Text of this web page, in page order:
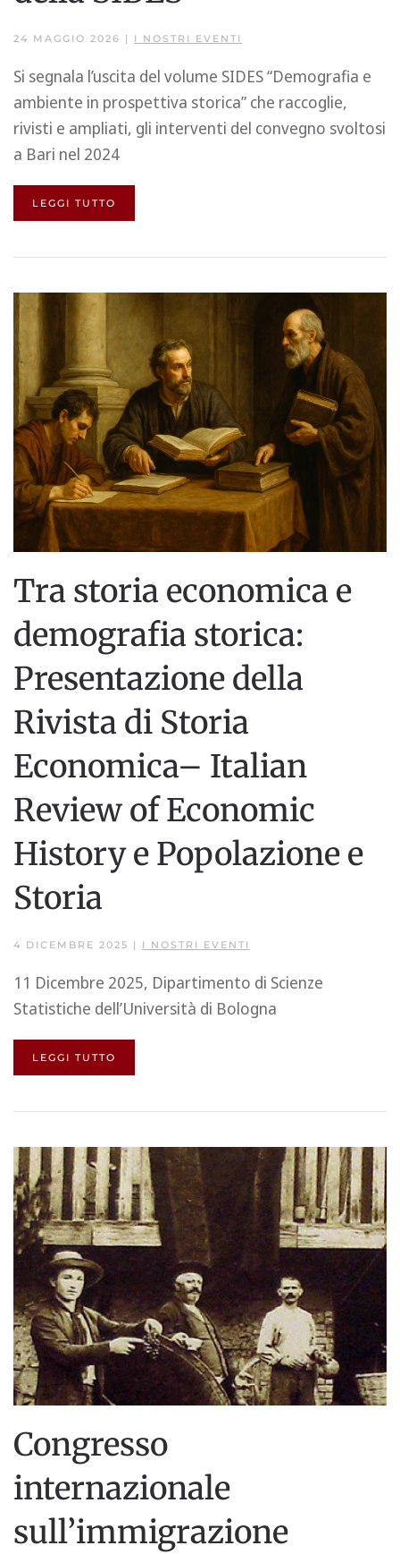
24 MAGGIO 2026 | I NOSTRI EVENTI
Si segnala l’uscita del volume SIDES “Demografia e
ambiente in prospettiva storica” che raccoglie,
rivisti e ampliati, gli interventi del convegno svoltosi
a Bari nel 2024
LEGGI TUTTO
Tra storia economica e
demografia storica:
Presentazione della
Rivista di Storia
Economica– Italian
Review of Economic
History e Popolazione e
Storia
4 DICEMBRE 2025 | I NOSTRI EVENTI
11 Dicembre 2025, Dipartimento di Scienze
Statistiche dell’Università di Bologna
LEGGI TUTTO
Congresso
internazionale
sull’immigrazione